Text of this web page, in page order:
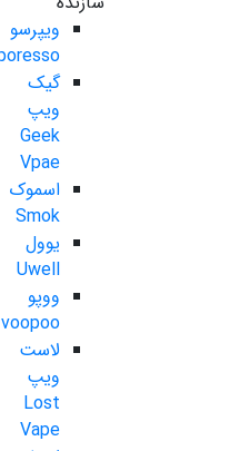
ویپرسو
گیک
ویپ
Geek
Vpae
اسموک
Smok
یوول
Uwell
ووپو
voopoo
لاست
ویپ
Lost
Vape